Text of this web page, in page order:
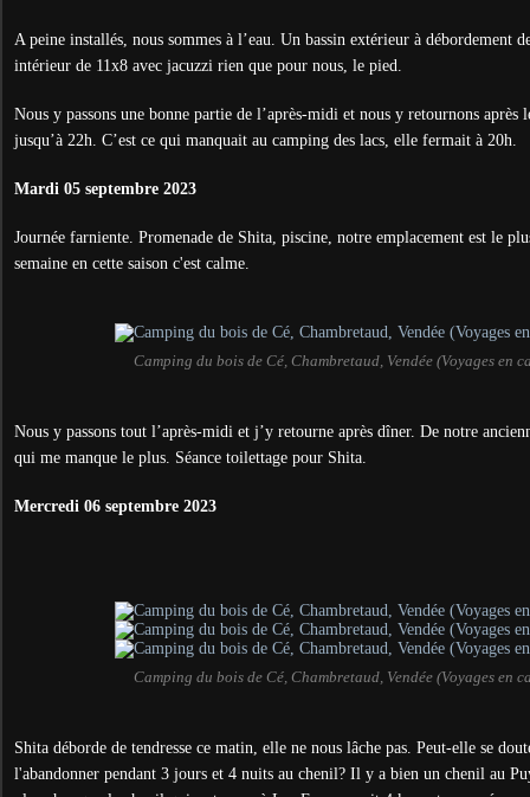
A peine installés, nous sommes à l’eau. Un bassin extérieur à débordement
intérieur de 11x8 avec jacuzzi rien que pour nous, le pied.
Nous y passons une bonne partie de l’après-midi et nous y retournons après
jusqu’à 22h. C’est ce qui manquait au camping des lacs, elle fermait à 20h.
Mardi 05 septembre 2023
Journée farniente. Promenade de Shita, piscine, notre emplacement est le
semaine en cette saison c'est calme.
Camping du bois de Cé, Chambretaud, Vendée (Voyages en
Nous y passons tout l’après-midi et j’y retourne après dîner. De notre
qui me manque le plus. Séance toilettage pour Shita.
Mercredi 06 septembre 2023
Camping du bois de Cé, Chambretaud, Vendée (Voyages en
Shita déborde de tendresse ce matin, elle ne nous lâche pas. Peut-elle se
l'abandonner pendant 3 jours et 4 nuits au chenil? Il y a bien un chenil au